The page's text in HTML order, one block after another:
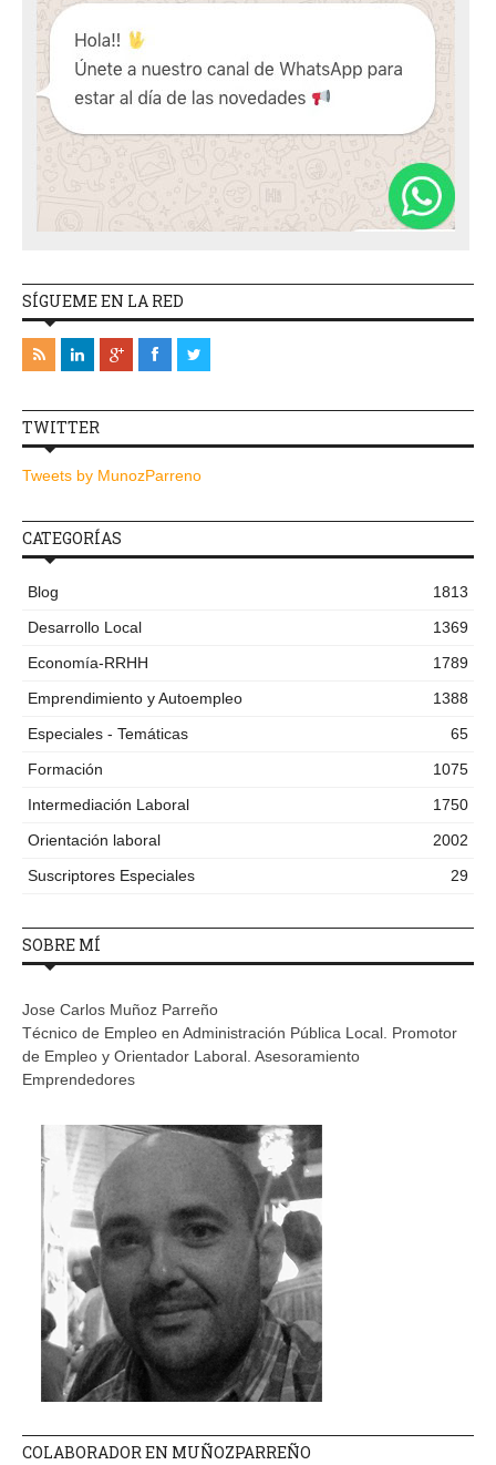
SÍGUEME EN LA RED
TWITTER
Tweets by MunozParreno
CATEGORÍAS
Blog
1813
Desarrollo Local
1369
Economía-RRHH
1789
Emprendimiento y Autoempleo
1388
Especiales - Temáticas
65
Formación
1075
Intermediación Laboral
1750
Orientación laboral
2002
Suscriptores Especiales
29
SOBRE MÍ
Jose Carlos Muñoz Parreño
Técnico de Empleo en Administración Pública Local. Promotor
de Empleo y Orientador Laboral. Asesoramiento
Emprendedores
COLABORADOR EN MUÑOZPARREÑO